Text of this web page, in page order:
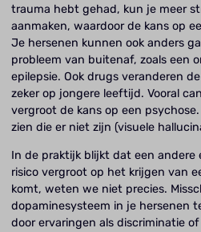
trauma hebt gehad, kun je meer
aanmaken, waardoor de kans op
Je hersenen kunnen ook anders
probleem van buitenaf, zoals een
epilepsie. Ook drugs veranderen
zeker op jongere leeftijd. Vooral
vergroot de kans op een
zien die er niet zijn (visuele
In de praktijk blijkt dat een
risico vergroot op het krijgen van
komt, weten we niet precies.
dopaminesysteem in je hersenen
door ervaringen als discriminatie